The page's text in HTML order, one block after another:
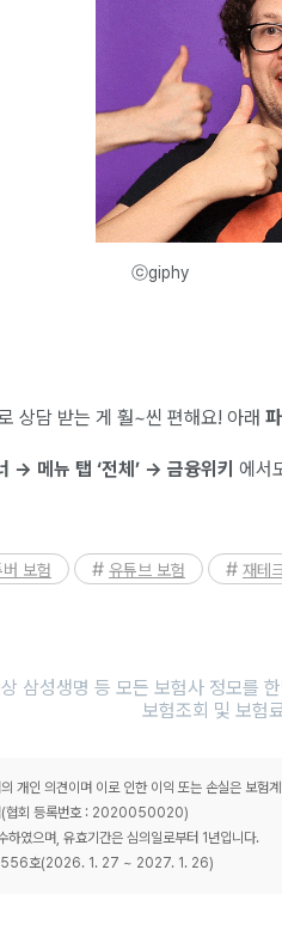
ⓒgiphy
상담 받는 게 훨~씬 편해요! 아래
→ 메뉴 탭 ‘전체’ → 금융위키 에서
버 보험 유튜브 보험 재테
삼성생명 등 모든 보험사 정모를
보험조회 및 보험
개인 의견이며 이로 인한 이익 또는 손실은 보험
(협회 등록번호 : 2020050020)
하였으며, 유효기간은 심의일로부터 1년입니다.
556호(2026. 1. 27 ~ 2027. 1. 26)